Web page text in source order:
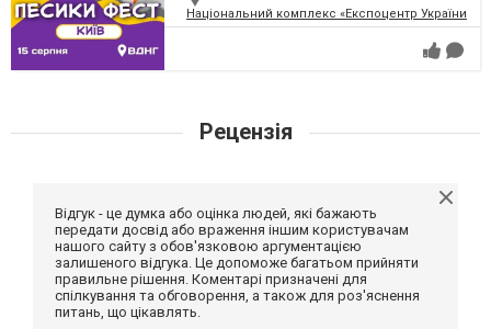
Національний комплекс «Експоцентр України»
Рецензія
Відгук - це думка або оцінка людей, які бажають
передати досвід або враження іншим користувачам
нашого сайту з обов'язковою аргументацією
залишеного відгука. Це допоможе багатьом прийняти
правильне рішення. Коментарі призначені для
спілкування та обговорення, а також для роз'яснення
питань, що цікавлять.